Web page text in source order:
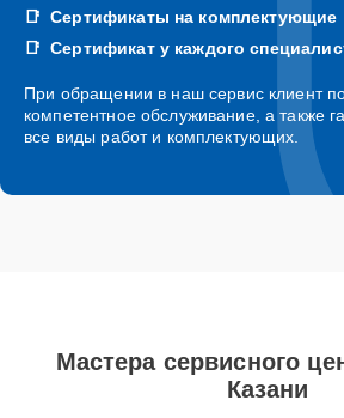
Сертификаты на комплектующие
Сертификат у каждого
При обращении в наш сервис клиент
компетентное обслуживание, а также
все виды работ и комплектующих.
Мастера сервисного
Казани